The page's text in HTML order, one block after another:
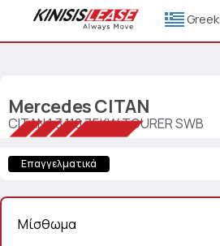
Greek
MercedesCITAN
CITAN 1.3 110 75KW TOURER SWB
Επαγγελματικά
Μίσθωμα